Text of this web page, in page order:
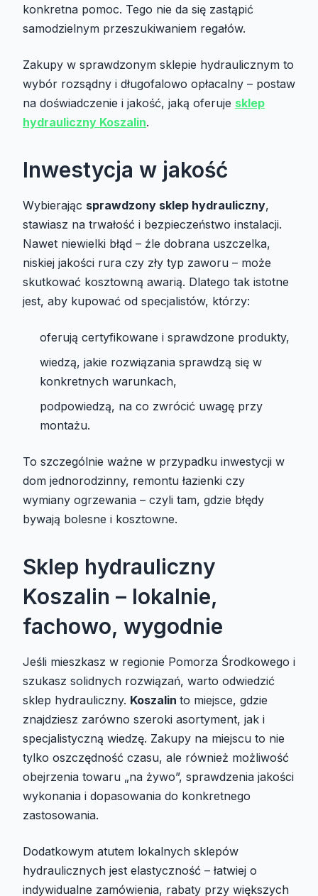
konkretna pomoc. Tego nie da się zastąpić
samodzielnym przeszukiwaniem regałów.
Zakupy w sprawdzonym sklepie hydraulicznym to
wybór rozsądny i długofalowo opłacalny – postaw
na doświadczenie i jakość, jaką oferuje sklep
hydrauliczny Koszalin.
Inwestycja w jakość
Wybierając sprawdzony sklep hydrauliczny,
stawiasz na trwałość i bezpieczeństwo instalacji.
Nawet niewielki błąd – źle dobrana uszczelka,
niskiej jakości rura czy zły typ zaworu – może
skutkować kosztowną awarią. Dlatego tak istotne
jest, aby kupować od specjalistów, którzy:
oferują certyfikowane i sprawdzone produkty,
wiedzą, jakie rozwiązania sprawdzą się w
konkretnych warunkach,
podpowiedzą, na co zwrócić uwagę przy
montażu.
To szczególnie ważne w przypadku inwestycji w
dom jednorodzinny, remontu łazienki czy
wymiany ogrzewania – czyli tam, gdzie błędy
bywają bolesne i kosztowne.
Sklep hydrauliczny
Koszalin – lokalnie,
fachowo, wygodnie
Jeśli mieszkasz w regionie Pomorza Środkowego i
szukasz solidnych rozwiązań, warto odwiedzić
sklep hydrauliczny. Koszalin to miejsce, gdzie
znajdziesz zarówno szeroki asortyment, jak i
specjalistyczną wiedzę. Zakupy na miejscu to nie
tylko oszczędność czasu, ale również możliwość
obejrzenia towaru „na żywo”, sprawdzenia jakości
wykonania i dopasowania do konkretnego
zastosowania.
Dodatkowym atutem lokalnych sklepów
hydraulicznych jest elastyczność – łatwiej o
indywidualne zamówienia, rabaty przy większych